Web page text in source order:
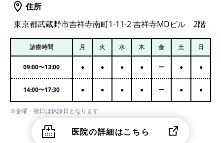
住所
東京都武蔵野市吉祥寺南町1-11-2 吉祥寺MDビル 2階
診療時間 月 火 水 木 金 土 日
09:00〜13:00 ● ● ● ● ー ● ●
14:00〜17:30 ● ● ● ● ー ● ●
※金曜・祝日は休診日となります
医院の詳細はこちら